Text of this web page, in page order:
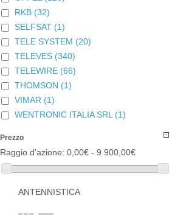
RKB (32)
SELFSAT (1)
TELE SYSTEM (20)
TELEVES (340)
TELEWIRE (66)
THOMSON (1)
VIMAR (1)
WENTRONIC ITALIA SRL (1)
Prezzo
Raggio d'azione: 0,00€ - 9 900,00€
ANTENNISTICA